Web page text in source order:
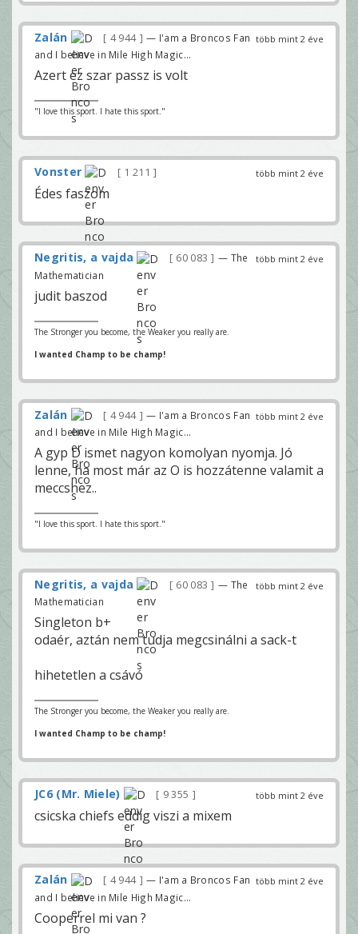
több mint 2 éve
Zalán 4 944
— I'am a Broncos Fan
and I believe in Mile High Magic...
Azert ez szar passz is volt
"I love this sport. I hate this sport."
több mint 2 éve
Vonster 1 211
Édes faszom
több mint 2 éve
Negritis, a vajda 60 083
— The
Mathematician
judit baszod
The Stronger you become, the Weaker you really are.
I wanted Champ to be champ!
több mint 2 éve
Zalán 4 944
— I'am a Broncos Fan
and I believe in Mile High Magic...
A gyp D ismet nagyon komolyan nyomja. Jó
lenne, ha most már az O is hozzátenne valamit a
meccshez..
"I love this sport. I hate this sport."
több mint 2 éve
Negritis, a vajda 60 083
— The
Mathematician
Singleton b+
odaér, aztán nem tudja megcsinálni a sack-t
hihetetlen a csávó
The Stronger you become, the Weaker you really are.
I wanted Champ to be champ!
több mint 2 éve
JC6 (Mr. Miele) 9 355
csicska chiefs eddig viszi a mixem
több mint 2 éve
Zalán 4 944
— I'am a Broncos Fan
and I believe in Mile High Magic...
Cooperrel mi van ?